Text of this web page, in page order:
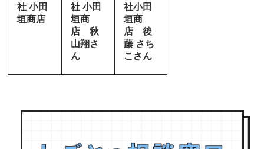
社 小田
垣商店
社 小田
垣商
店 秋
山翔さ
ん
社小田
垣商
店 後
藤 さち
こさん